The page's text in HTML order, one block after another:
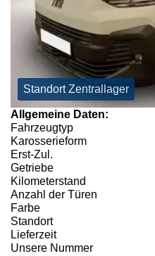
Standort Zentrallager
Allgemeine Daten:
Fahrzeugtyp
Karosserieform
Erst-Zul.
Getriebe
Kilometerstand
Anzahl der Türen
Farbe
Standort
Lieferzeit
Unsere Nummer